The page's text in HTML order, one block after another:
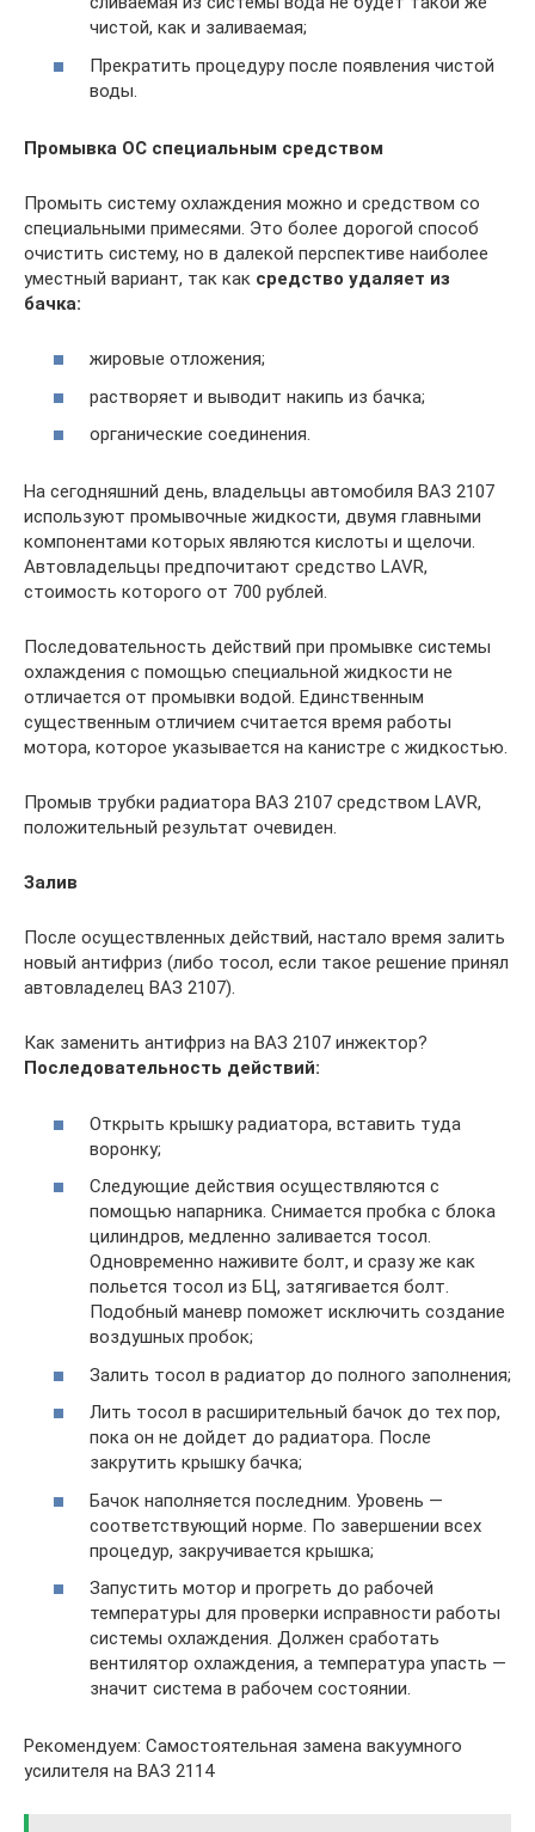
чистой, как и заливаемая;
Прекратить процедуру после появления чистой
воды.
Промывка ОС специальным средством
Промыть систему охлаждения можно и средством со
специальными примесями. Это более дорогой способ
очистить систему, но в далекой перспективе наиболее
уместный вариант, так как средство удаляет из
бачка:
жировые отложения;
растворяет и выводит накипь из бачка;
органические соединения.
На сегодняшний день, владельцы автомобиля ВАЗ 2107
используют промывочные жидкости, двумя главными
компонентами которых являются кислоты и щелочи.
Автовладельцы предпочитают средство LAVR,
стоимость которого от 700 рублей.
Последовательность действий при промывке системы
охлаждения с помощью специальной жидкости не
отличается от промывки водой. Единственным
существенным отличием считается время работы
мотора, которое указывается на канистре с жидкостью.
Промыв трубки радиатора ВАЗ 2107 средством LAVR,
положительный результат очевиден.
Залив
После осуществленных действий, настало время залить
новый антифриз (либо тосол, если такое решение принял
автовладелец ВАЗ 2107).
Как заменить антифриз на ВАЗ 2107 инжектор?
Последовательность действий:
Открыть крышку радиатора, вставить туда
воронку;
Следующие действия осуществляются с
помощью напарника. Снимается пробка с блока
цилиндров, медленно заливается тосол.
Одновременно наживите болт, и сразу же как
польется тосол из БЦ, затягивается болт.
Подобный маневр поможет исключить создание
воздушных пробок;
Залить тосол в радиатор до полного заполнения;
Лить тосол в расширительный бачок до тех пор,
пока он не дойдет до радиатора. После
закрутить крышку бачка;
Бачок наполняется последним. Уровень —
соответствующий норме. По завершении всех
процедур, закручивается крышка;
Запустить мотор и прогреть до рабочей
температуры для проверки исправности работы
системы охлаждения. Должен сработать
вентилятор охлаждения, а температура упасть —
значит система в рабочем состоянии.
Рекомендуем: Самостоятельная замена вакуумного
усилителя на ВАЗ 2114